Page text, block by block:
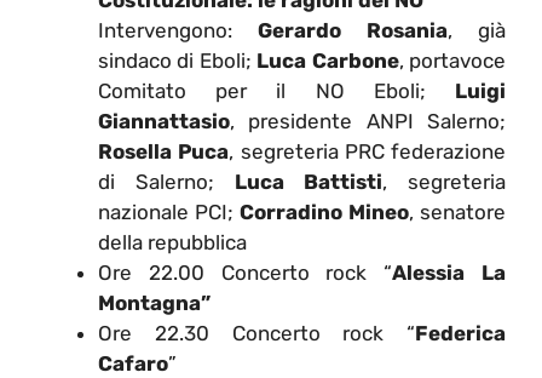
Intervengono: Gerardo Rosania, già
sindaco di Eboli; Luca Carbone, portavoce
Comitato per il NO Eboli; Luigi
Giannattasio, presidente ANPI Salerno;
Rosella Puca, segreteria PRC federazione
di Salerno; Luca Battisti, segreteria
nazionale PCI; Corradino Mineo, senatore
della repubblica
Ore 22.00 Concerto rock “Alessia La
Montagna”
Ore 22.30 Concerto rock “Federica
Cafaro”